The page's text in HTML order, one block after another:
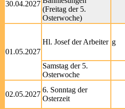
30.04.2027
(Freitag der 5.
Osterwoche)
01.05.2027
Hl. Josef der Arbeiter g
Samstag der 5.
Osterwoche
02.05.2027
6. Sonntag der
Osterzeit